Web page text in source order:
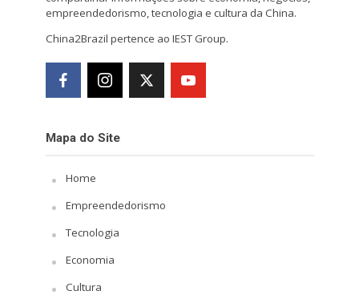
empreendedorismo, tecnologia e cultura da China.
China2Brazil pertence ao IEST Group.
Mapa do Site
Home
Empreendedorismo
Tecnologia
Economia
Cultura